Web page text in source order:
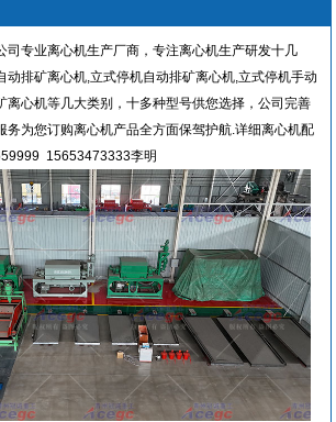
司专业离心机生产厂商，专注离心机生产研发十几
动排矿离心机,立式停机自动排矿离心机,立式停机手动
离心机等几大类别，十多种型号供您选择，公司完善
务为您订购离心机产品全方面保驾护航.详细离心机配
15653473333李明